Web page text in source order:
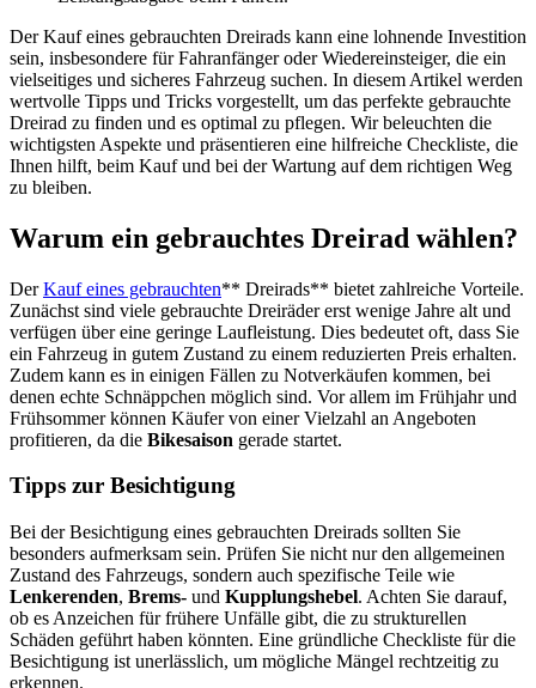
Der Kauf eines gebrauchten Dreirads kann eine lohnende Investition
sein, insbesondere für Fahranfänger oder Wiedereinsteiger, die ein
vielseitiges und sicheres Fahrzeug suchen. In diesem Artikel werden
wertvolle Tipps und Tricks vorgestellt, um das perfekte gebrauchte
Dreirad zu finden und es optimal zu pflegen. Wir beleuchten die
wichtigsten Aspekte und präsentieren eine hilfreiche Checkliste, die
Ihnen hilft, beim Kauf und bei der Wartung auf dem richtigen Weg
zu bleiben.
Warum ein gebrauchtes Dreirad wählen?
DerKauf eines gebrauchten** Dreirads** bietet zahlreiche Vorteile.
Zunächst sind viele gebrauchte Dreiräder erst wenige Jahre alt und
verfügen über eine geringe Laufleistung. Dies bedeutet oft, dass Sie
ein Fahrzeug in gutem Zustand zu einem reduzierten Preis erhalten.
Zudem kann es in einigen Fällen zu Notverkäufen kommen, bei
denen echte Schnäppchen möglich sind. Vor allem im Frühjahr und
Frühsommer können Käufer von einer Vielzahl an Angeboten
profitieren, da die Bikesaison gerade startet.
Tipps zur Besichtigung
Bei der Besichtigung eines gebrauchten Dreirads sollten Sie
besonders aufmerksam sein. Prüfen Sie nicht nur den allgemeinen
Zustand des Fahrzeugs, sondern auch spezifische Teile wie
Lenkerenden, Brems- und Kupplungshebel. Achten Sie darauf,
ob es Anzeichen für frühere Unfälle gibt, die zu strukturellen
Schäden geführt haben könnten. Eine gründliche Checkliste für die
Besichtigung ist unerlässlich, um mögliche Mängel rechtzeitig zu
erkennen.